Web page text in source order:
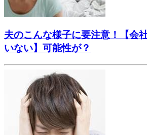
夫のこんな様子に要注意！【会
いない】可能性が？